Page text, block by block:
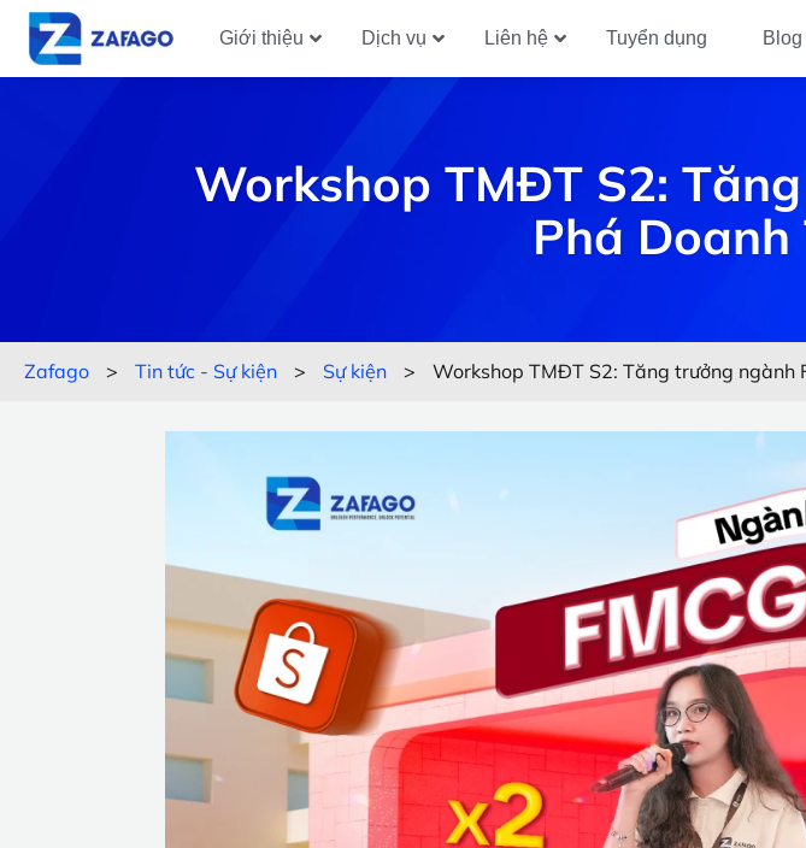
Giới thiệu Dịch vụ Liên hệ Tuyển dụng Blog
Workshop TMĐT S2:
Phá Doanh
Zafago > Tin tức - Sự kiện > Sự kiện > Workshop TMĐT S2: Tăng trưởng ngành